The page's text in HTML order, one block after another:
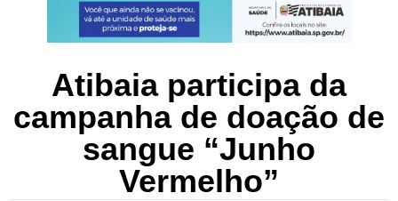
Atibaia participa da
campanha de doação de
sangue “Junho
Vermelho”